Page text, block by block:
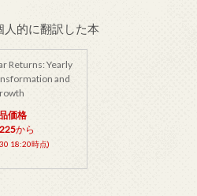
的に翻訳した本
Returns: Yearly
and
価格
から
18:20時点)